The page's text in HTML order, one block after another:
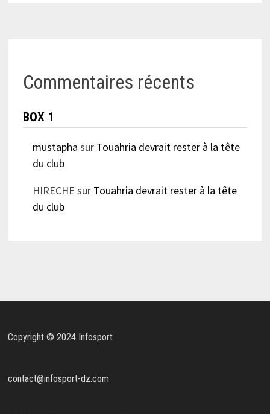
Commentaires récents
BOX 1
mustapha sur Touahria devrait rester à la tête
du club
HIRECHE sur Touahria devrait rester à la tête
du club
Copyright © 2024 Infosport
contact@infosport-dz.com